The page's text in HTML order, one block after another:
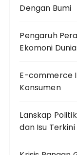
Dengan Bumi
Pengaruh
Ekomoni Dunia
E-commerce
Konsumen
Lanskap
dan Isu Terkini